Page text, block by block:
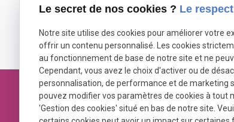
Le secret de nos cookies ? Le
Notre site utilise des cookies pour améliorer votre
offrir un contenu personnalisé. Les cookies
au fonctionnement de base de notre site et ne
Cependant, vous avez le choix d'activer ou de
personnalisation, de performance et de marketing
pouvez modifier vos paramètres de cookies à tout
'Gestion des cookies' situé en bas de notre site.